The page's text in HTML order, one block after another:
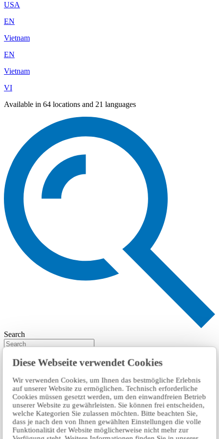
Diese Webseite verwendet Cookies
Wir verwenden Cookies, um Ihnen das bestmögliche Erlebnis
auf unserer Website zu ermöglichen. Technisch erforderliche
Cookies müssen gesetzt werden, um den einwandfreien Betrieb
unserer Website zu gewährleisten. Sie können frei entscheiden,
welche Kategorien Sie zulassen möchten. Bitte beachten Sie,
dass je nach den von Ihnen gewählten Einstellungen die volle
Funktionalität der Website möglicherweise nicht mehr zur
USA
EN
Vietnam
EN
Vietnam
VI
Available in 64 locations and 21 languages
Search